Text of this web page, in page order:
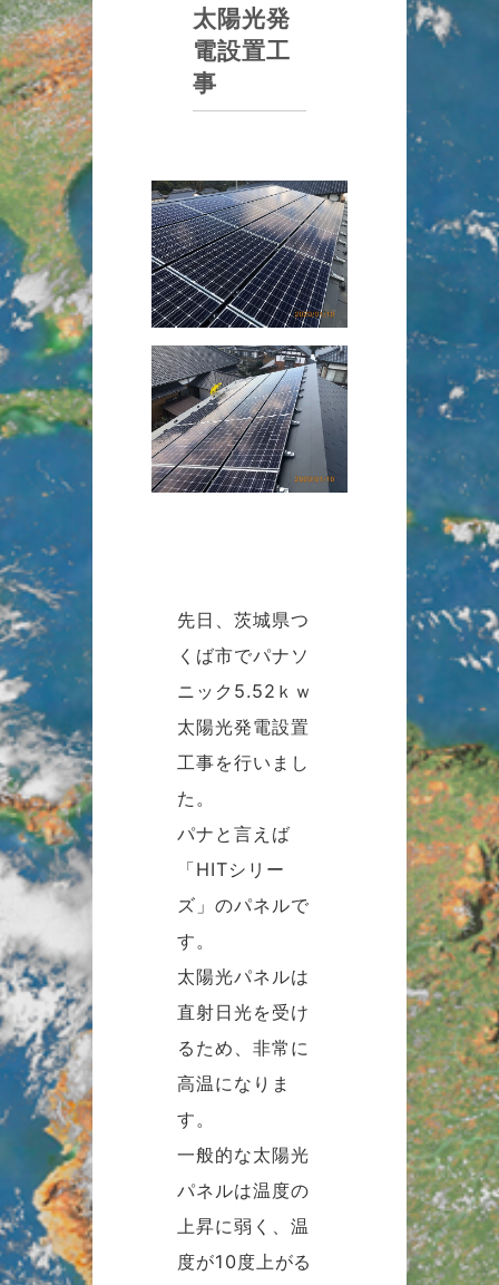
太陽光発
電設置工
事
先日、茨城県つ
くば市でパナソ
ニック5.52ｋｗ
太陽光発電設置
工事を行いまし
た。
パナと言えば
「HITシリー
ズ」のパネルで
す。
太陽光パネルは
直射日光を受け
るため、非常に
高温になりま
す。
一般的な太陽光
パネルは温度の
上昇に弱く、温
度が10度上がる